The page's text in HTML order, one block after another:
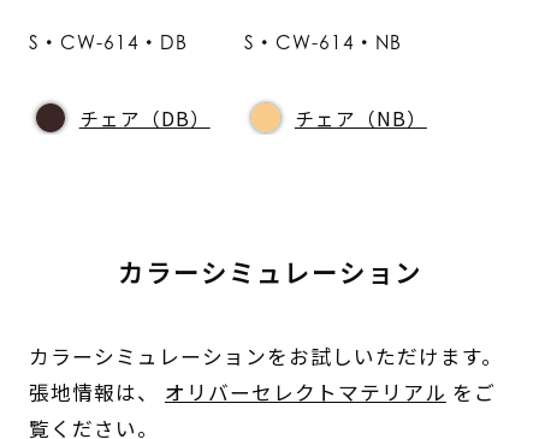
S・CW-614・DB
チェア（DB）
S・CW-614・NB
チェア（NB）
カラーシミュレーション
カラーシミュレーションをお試しいただけます。
張地情報は、 オリバーセレクトマテリアル をご
覧ください。